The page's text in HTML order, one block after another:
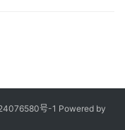
号-1 Powered by